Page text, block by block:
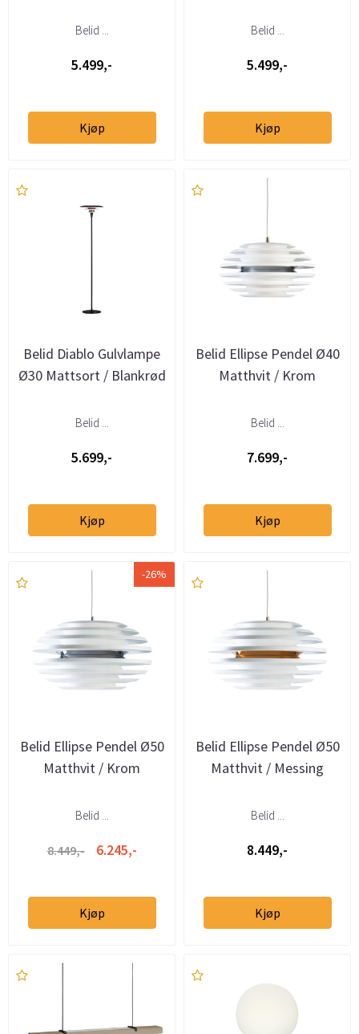
Belid ...
5.499,-
Kjøp
Belid ...
5.499,-
Kjøp
Belid Diablo Gulvlampe
Ø30 Mattsort / Blankrød
Belid ...
5.699,-
Kjøp
Belid Ellipse Pendel Ø40
Matthvit / Krom
Belid ...
7.699,-
Kjøp
-26%
Belid Ellipse Pendel Ø50
Matthvit / Krom
Belid ...
8.449,- 6.245,-
Kjøp
Belid Ellipse Pendel Ø50
Matthvit / Messing
Belid ...
8.449,-
Kjøp